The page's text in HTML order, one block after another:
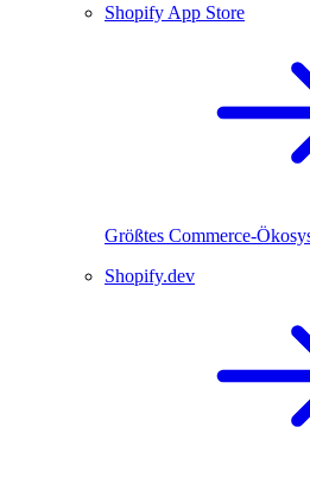
Shopify App Store
Größtes Commerce-
Shopify.dev